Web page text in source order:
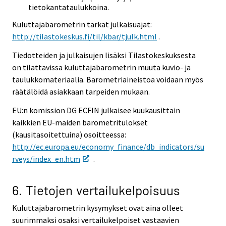
tietokantataulukkoina.
Kuluttajabarometrin tarkat julkaisuajat:
http://tilastokeskus.fi/til/kbar/tjulk.html .
Tiedotteiden ja julkaisujen lisäksi Tilastokeskuksesta
on tilattavissa kuluttajabarometrin muuta kuvio- ja
taulukkomateriaalia. Barometriaineistoa voidaan myös
räätälöidä asiakkaan tarpeiden mukaan.
EU:n komission DG ECFIN julkaisee kuukausittain
kaikkien EU-maiden barometritulokset
(kausitasoitettuina) osoitteessa:
http://ec.europa.eu/economy_finance/db_indicators/su
rveys/index_en.htm
.
6. Tietojen vertailukelpoisuus
Kuluttajabarometrin kysymykset ovat aina olleet
suurimmaksi osaksi vertailukelpoiset vastaavien